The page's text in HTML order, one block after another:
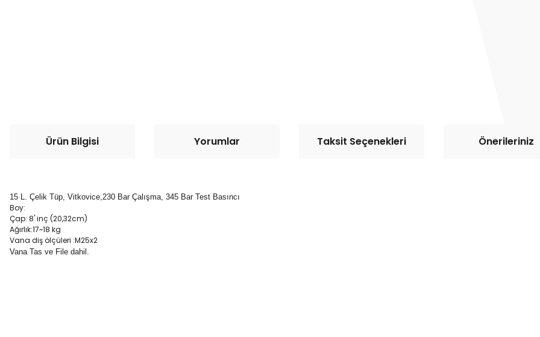
Ürün Bilgisi Yorumlar Taksit Seçenekleri Önerileriniz
15 L. Çelik Tüp, Vitkovice,230 Bar Çalışma, 345 Bar Test Basıncı
Boy:
Çap: 8' inç (20,32cm)
Ağırlık:17~18 kg
Vana diş ölçüleri :M25x2
Vana Tas ve File dahil.